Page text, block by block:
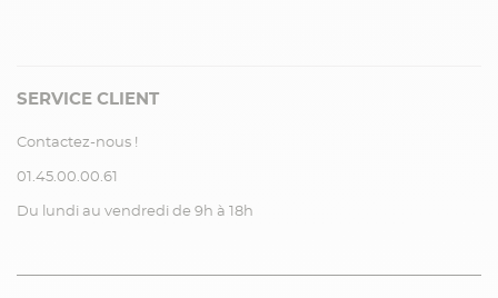
SERVICE CLIENT
Contactez-nous !
01.45.00.00.61
Du lundi au vendredi de 9h à 18h